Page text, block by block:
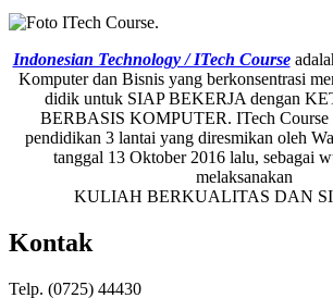
Indonesian Technology / ITech Course
Komputer dan Bisnis yang berkonsentrasi
didik untuk SIAP BEKERJA dengan
BERBASIS KOMPUTER. ITech Course
pendidikan 3 lantai yang diresmikan oleh
tanggal 13 Oktober 2016 lalu, sebagai
melaksanakan
KULIAH BERKUALITAS DAN
Kontak
Telp. (0725) 44430